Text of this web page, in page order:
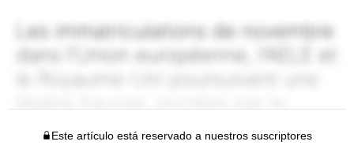
Este artículo está reservado a nuestros suscriptores